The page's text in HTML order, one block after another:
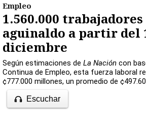
Empleo
1.560.000
aguinaldo a partir del
diciembre
Según estimaciones de La Nación con
Continua de Empleo, esta fuerza laboral
¢777.000 millones, un promedio de
Escuchar